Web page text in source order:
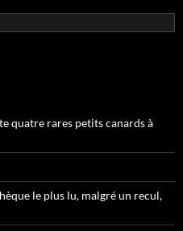
quatre rares petits canards à
le plus lu, malgré un recul,